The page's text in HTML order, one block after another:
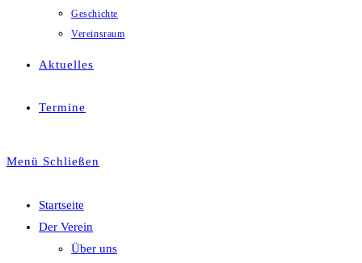
Geschichte
Vereinsraum
Aktuelles
Termine
Menü Schließen
Startseite
Der Verein
Über uns